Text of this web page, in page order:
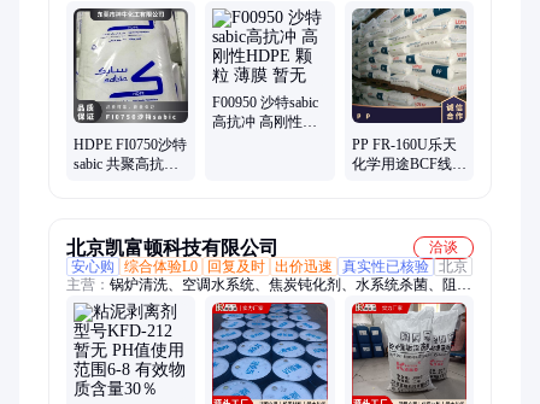
eva260、热熔级eva250、普瑞曼ppj105g
HDPE FI0750沙特
sabic 共聚高抗冲
F00950 沙特sabic
高抗冲 高刚性
PP FR-160U乐天
化学用途BCF线无
北京凯富顿科技有限公司
洽谈
安心购
综合体验L0 回复及时 出价迅速 真实性已核验 北京
主营： 锅炉清洗、空调水系统、焦炭钝化剂、水系统杀菌、阻垢
分散剂、洗涤高温水、粉尘抑制剂、脱硫增效剂、在线清洗剂、
氧化除藻剂、杀菌灭藻剂、水系统管道、无二氧化氯、空调冷凝
器、金属表面油污、清除附着藻类、烟气湿法脱硫、高电导反渗
透、通风系统清洗、空调风机盘管、导热油炉清洗、玻璃鳞片胶
泥、烟气脱硫脱硝、锅炉除垢除锈、填料水垢清洗